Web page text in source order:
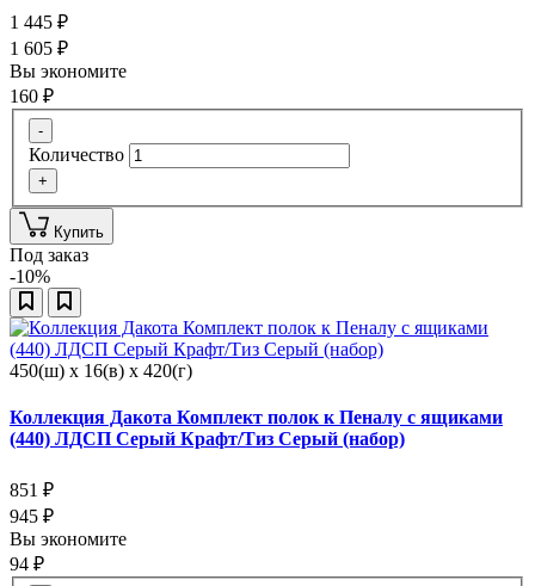
1 445 ₽
1 605 ₽
Вы экономите
160 ₽
-
Количество
+
Купить
Под заказ
-10%
450(ш) x 16(в) x 420(г)
Коллекция Дакота Комплект полок к Пеналу с ящиками
(440) ЛДСП Серый Крафт/Тиз Серый (набор)
851 ₽
945 ₽
Вы экономите
94 ₽